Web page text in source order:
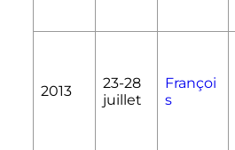
2013 23-28
juillet
Françoi
s